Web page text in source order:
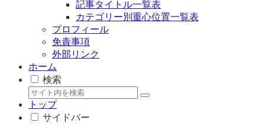
記事タイトル一覧表
カテゴリー別重心位置一覧表
プロフィール
免責事項
外部リンク
ホーム
検索
トップ
サイドバー